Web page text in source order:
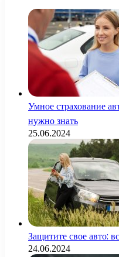
Умное страхование
нужно знать
25.06.2024
Защитите свое авто:
24.06.2024